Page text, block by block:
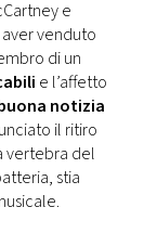
e
venduto
di un
e l’affetto
notizia
il ritiro
vertebra del
stia